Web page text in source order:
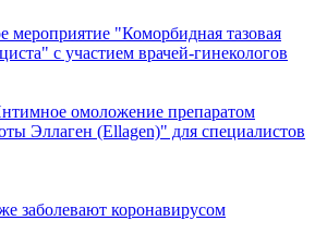
мероприятие "Коморбидная тазовая
с участием врачей-гинекологов
омоложение препаратом
Эллаген (Ellagen)" для специалистов
заболевают коронавирусом